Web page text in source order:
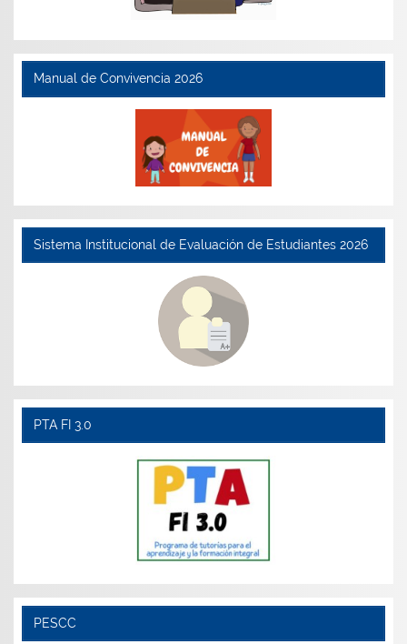
Manual de Convivencia 2026
Sistema Institucional de Evaluación de Estudiantes 2026
PTA FI 3.0
PESCC